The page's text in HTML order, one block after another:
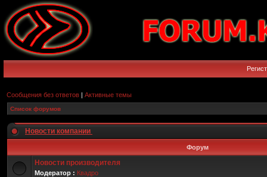
Сообщения без ответов | Активные темы
Список форумов
Новости компании
Форум
Новости производителя
Модератор : Квадро